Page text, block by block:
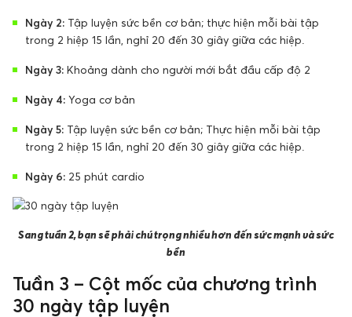
Ngày 2: Tập luyện sức bền cơ bản; thực hiện mỗi bài tập
trong 2 hiệp 15 lần, nghỉ 20 đến 30 giây giữa các hiệp.
Ngày 3: Khoảng dành cho người mới bắt đầu cấp độ 2
Ngày 4: Yoga cơ bản
Ngày 5: Tập luyện sức bền cơ bản; Thực hiện mỗi bài tập
trong 2 hiệp 15 lần, nghỉ 20 đến 30 giây giữa các hiệp.
Ngày 6: 25 phút cardio
Sang tuần 2, bạn sẽ phải chú trọng nhiều hơn đến sức mạnh và sức
bền
Tuần 3 – Cột mốc của chương trình
30 ngày tập luyện